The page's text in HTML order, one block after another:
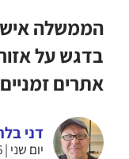
הממשלה
בדגש על
אתרים
דני
יום שני | 01.06.26 | 11:50